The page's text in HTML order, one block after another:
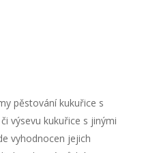
pěstování kukuřice s
výsevu kukuřice s jinými
vyhodnocen jejich